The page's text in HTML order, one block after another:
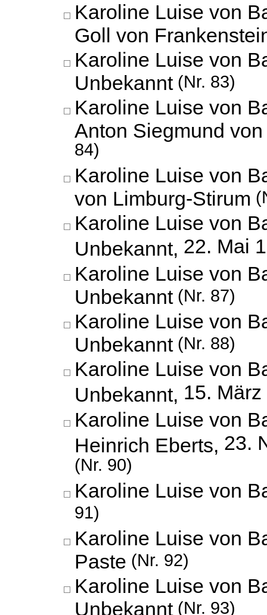
Karoline Luise von
Goll von
Karoline Luise von
Unbekannt (Nr. 83)
Karoline Luise von
Anton Siegmund
84)
Karoline Luise von
von Limburg-Stirum
Karoline Luise von
Unbekannt, 22. Mai
Karoline Luise von
Unbekannt (Nr. 87)
Karoline Luise von
Unbekannt (Nr. 88)
Karoline Luise von
Unbekannt, 15.
Karoline Luise von
Heinrich Eberts, 23.
(Nr. 90)
Karoline Luise von
91)
Karoline Luise von
Paste (Nr. 92)
Karoline Luise von
Unbekannt (Nr. 93)